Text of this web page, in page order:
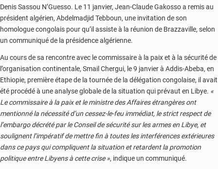
Denis Sassou N’Guesso. Le 11 janvier, Jean-Claude Gakosso a remis au
président algérien, Abdelmadjid Tebboun, une invitation de son
homologue congolais pour qu’il assiste à la réunion de Brazzaville, selon
un communiqué de la présidence algérienne.
Au cours de sa rencontre avec le commissaire à la paix et à la sécurité de
l’organisation continentale, Smail Chergui, le 9 janvier à Addis-Abeba, en
Ethiopie, première étape de la tournée de la délégation congolaise, il avait
été procédé à une analyse globale de la situation qui prévaut en Libye. «
Le commissaire à la paix et le ministre des Affaires étrangères ont
mentionné la nécessité d’un cessez-le-feu immédiat, le strict respect de
l’embargo décrété par le Conseil de sécurité sur les armes en Libye, et
soulignent l’impératif de mettre fin à toutes les interférences extérieures
dans ce pays qui compliquent la situation et retardent la promotion
politique entre Libyens à cette crise », indique un communiqué.